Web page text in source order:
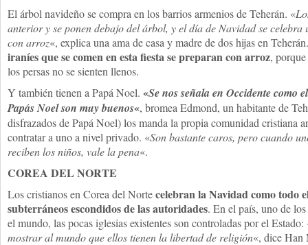
El árbol navideño se compra en los barrios armenios de Teherán. «
anterior y se ponen debajo del árbol, y el día de Navidad se
con arroz«, explica una ama de casa y madre de dos hijas en
iraníes que se comen en esta fiesta se preparan con arroz,
los persas no se sienten llenos.
Y también tienen a Papá Noel. «Se nos señala en Occidente como
Papás Noel son muy buenos«, bromea Edmond, un habitante de
disfrazados de Papá Noel) los manda la propia comunidad cristiana
contratar a uno a nivel privado. «Son bastante caros, pero cuando
reciben los niños, vale la pena«.
COREA DEL NORTE
Los cristianos en Corea del Nortecelebran la Navidad como todo
subterráneos escondidos de las autoridades. En el país, uno de
el mundo, las pocas iglesias existentes son controladas por el Estado:
mostrar al mundo que ellos tienen la libertad de religión«, dice Han